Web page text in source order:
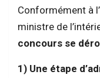
Conformément à
ministre de
concours se
1) Une étape